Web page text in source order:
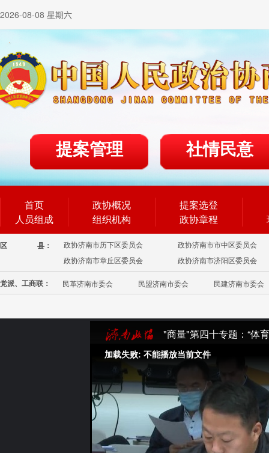
2026-08-08 星期六
提案管理 社情民意
首页
人员组成
政协概况
组织机构
提案选登
政协章程
区 县： 政协济南市历下区委员会
政协济南市市中区委员会
政协济南市章丘区委员会
政协济南市济阳区委员会
党派、工商联： 民革济南市委会 民盟济南市委会 民建济南市委会
"商量"第四十专题：“体
加载失败: 不能播放当前文件